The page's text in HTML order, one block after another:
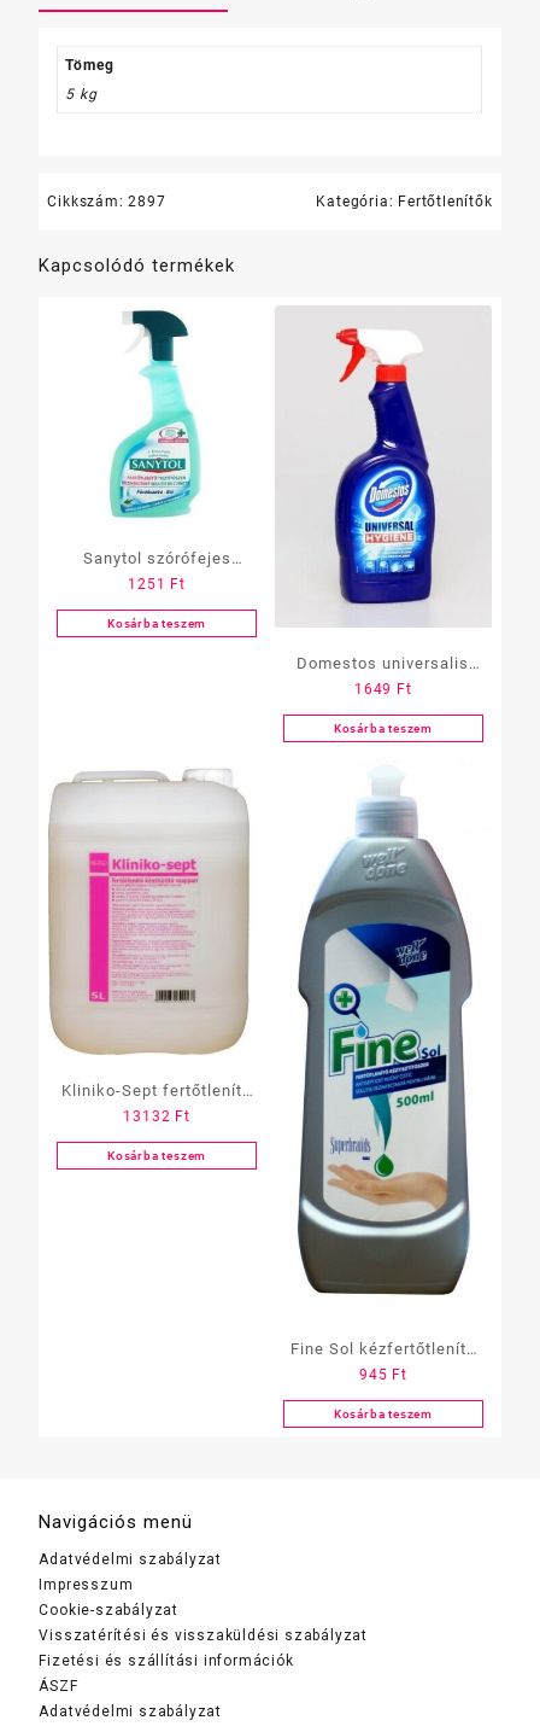
mennyiség
Tömeg
5 kg
Cikkszám:2897 Kategória: Fertőtlenítők
Kapcsolódó termékek
Sanytol szórófejes
fertőtlenítő felülettisztító
500 ml konyhai
1251 Ft
Kosárba teszem
Domestos universalis
fertőtlenítő hatású,
tisztító szórófejes 750 ml
1649 Ft
Kosárba teszem
Kliniko-Sept fertőtlenítő
kéztisztító szappan 5 L
13132 Ft
Kosárba teszem
Fine Sol kézfertőtlenítő
500 ml
945 Ft
Kosárba teszem
Navigációs menü
Adatvédelmi szabályzat
Impresszum
Cookie-szabályzat
Visszatérítési és visszaküldési szabályzat
Fizetési és szállítási információk
ÁSZF
Adatvédelmi szabályzat